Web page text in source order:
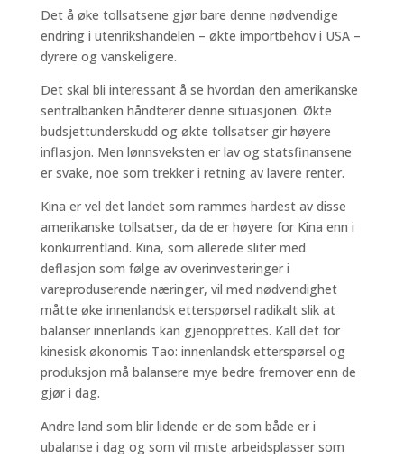
Det å øke tollsatsene gjør bare denne nødvendige
endring i utenrikshandelen – økte importbehov i USA –
dyrere og vanskeligere.
Det skal bli interessant å se hvordan den amerikanske
sentralbanken håndterer denne situasjonen. Økte
budsjettunderskudd og økte tollsatser gir høyere
inflasjon. Men lønnsveksten er lav og statsfinansene
er svake, noe som trekker i retning av lavere renter.
Kina er vel det landet som rammes hardest av disse
amerikanske tollsatser, da de er høyere for Kina enn i
konkurrentland. Kina, som allerede sliter med
deflasjon som følge av overinvesteringer i
vareproduserende næringer, vil med nødvendighet
måtte øke innenlandsk etterspørsel radikalt slik at
balanser innenlands kan gjenopprettes. Kall det for
kinesisk økonomis Tao: innenlandsk etterspørsel og
produksjon må balansere mye bedre fremover enn de
gjør i dag.
Andre land som blir lidende er de som både er i
ubalanse i dag og som vil miste arbeidsplasser som